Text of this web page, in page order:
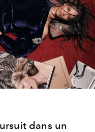
dans un